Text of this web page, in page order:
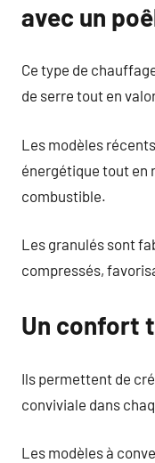
avec un
Ce type de
de serre tout en
Les modèles
énergétique tout en
combustible.
Les granulés sont
compressés,
Un confort
Ils permettent de
conviviale dans
Les modèles à